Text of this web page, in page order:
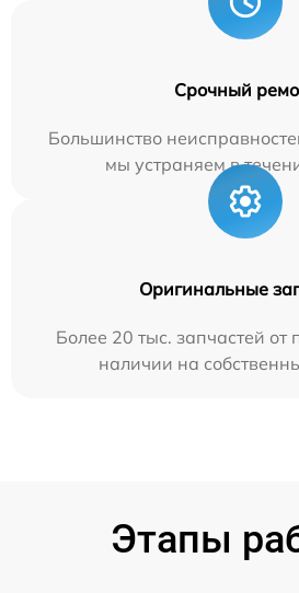
Срочный
Большинство
мы устраняем в
Оригинальные
Более 20 тыс. запчастей от
наличии на
Этапы